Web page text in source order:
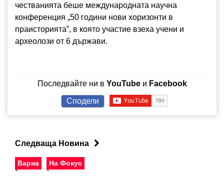
честванията беше международната научна
конференция „50 години нови хоризонти в
праисторията”, в която участие взеха учени и
археолози от 6 държави.
Последвайте ни в YouTubeи Facebook
Сподели
Следваща Новина
Варна На Фокус